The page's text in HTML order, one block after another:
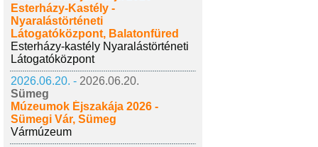
Esterházy-Kastély -
Nyaralástörténeti
Látogatóközpont, Balatonfüred
Esterházy-kastély Nyaralástörténeti
Látogatóközpont
2026.06.20. - 2026.06.20.
Sümeg
Múzeumok Éjszakája 2026 -
Sümegi Vár, Sümeg
Vármúzeum